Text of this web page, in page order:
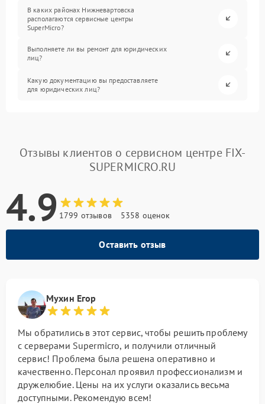
В каких районах Нижневартовска
располагаются сервисные центры
SuperMicro?
Выполняете ли вы ремонт для юридических
лиц?
Какую документацию вы предоставляете
для юридических лиц?
Отзывы клиентов о сервисном центре FIX-
SUPERMICRO.RU
4.9 1799 отзывов 5358 оценок
Оставить отзыв
Мухин Егор
Мы обратились в этот сервис, чтобы решить проблему
с серверами Supermicro, и получили отличный
сервис! Проблема была решена оперативно и
качественно. Персонал проявил профессионализм и
дружелюбие. Цены на их услуги оказались весьма
доступными. Рекомендую всем!